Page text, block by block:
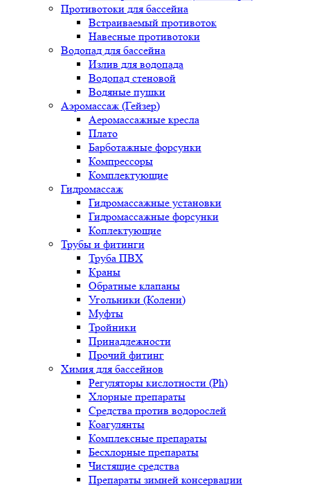
Противотоки для бассейна
Встраиваемый противоток
Навесные противотоки
Водопад для бассейна
Излив для водопада
Водопад стеновой
Водяные пушки
Аэромассаж (Гейзер)
Аеромассажные кресла
Плато
Барботажные форсунки
Компрессоры
Комплектующие
Гидромассаж
Гидромассажные установки
Гидромассажные форсунки
Коплектующие
Трубы и фитинги
Труба ПВХ
Краны
Обратные клапаны
Угольники (Колени)
Муфты
Тройники
Принадлежности
Прочий фитинг
Химия для бассейнов
Регуляторы кислотности (Ph)
Хлорные препараты
Средства против водорослей
Коагулянты
Комплексные препараты
Бесхлорные препараты
Чистящие средства
Препараты зимней консервации